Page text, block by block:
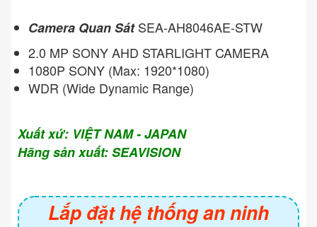
Camera Quan SátSEA-AH8046AE-STW
2.0 MP SONY AHD STARLIGHT CAMERA
1080P SONY (Max: 1920*1080)
WDR (Wide Dynamic Range)
Xuất xứ: VIỆT NAM - JAPAN
Hãng sản xuất: SEAVISION
Lắp đặt hệ thống an ninh